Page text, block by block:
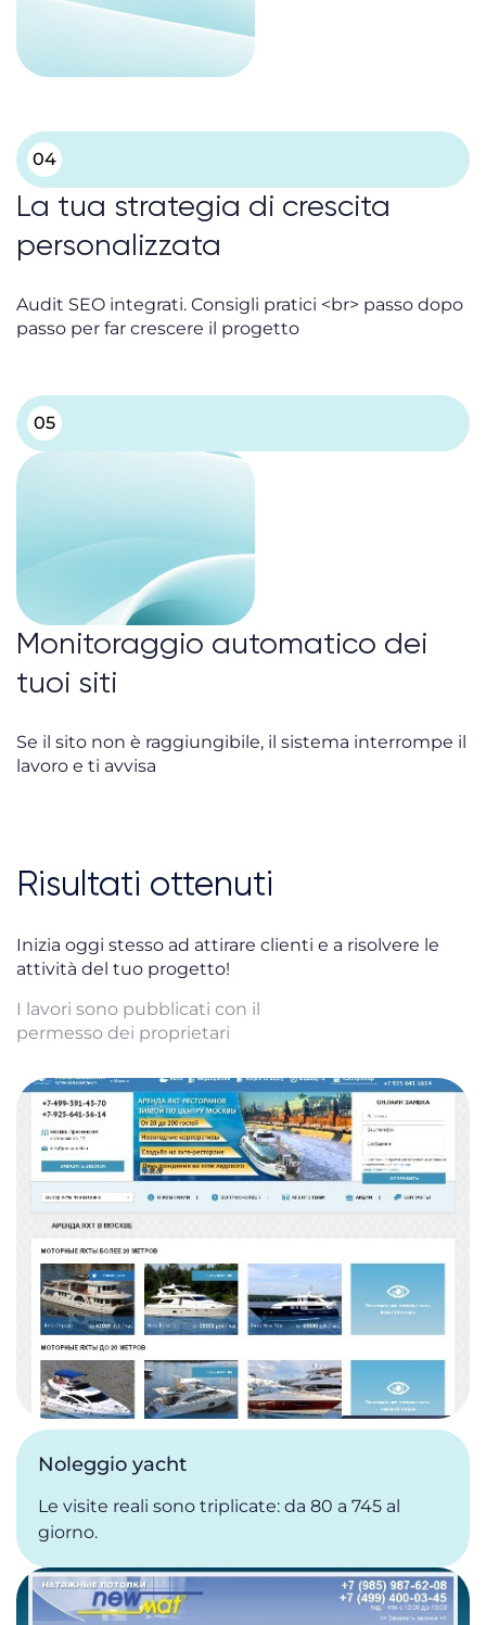
La tua strategia di crescita
personalizzata
Audit SEO integrati. Consigli pratici <br> passo dopo
passo per far crescere il progetto
04
05
Monitoraggio automatico dei
tuoi siti
Se il sito non è raggiungibile, il sistema interrompe il
lavoro e ti avvisa
Risultati ottenuti
Inizia oggi stesso ad attirare clienti e a risolvere le
attività del tuo progetto!
I lavori sono pubblicati con il
permesso dei proprietari
Noleggio yacht
Le visite reali sono triplicate: da 80 a 745 al
giorno.